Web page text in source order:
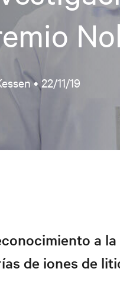
•22/11/19
a
de iones de